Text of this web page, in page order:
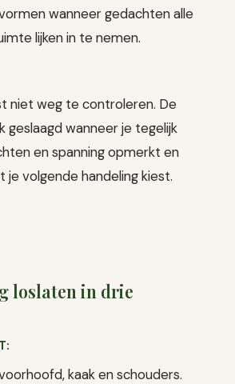
wanneer gedachten alle
lijken in te nemen.
niet weg te controleren. De
geslaagd wanneer je tegelijk
en spanning opmerkt en
je volgende handeling kiest.
loslaten in drie
kaak en schouders.